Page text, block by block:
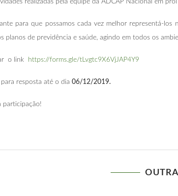
para que possamos cada vez melhor representá-
planos de previdência e saúde, agindo em todos os
o link https://forms.gle/tLvgtc9X6VjJAP4Y9
resposta até o dia 06/12/2019.
participação!